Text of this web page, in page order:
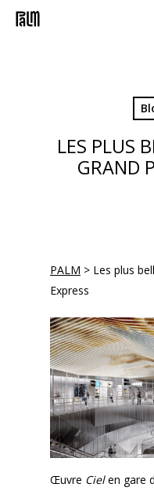
Skip
LES PLUS
GRAND
PALM > Les plus
Express
Œuvre Cielen gare